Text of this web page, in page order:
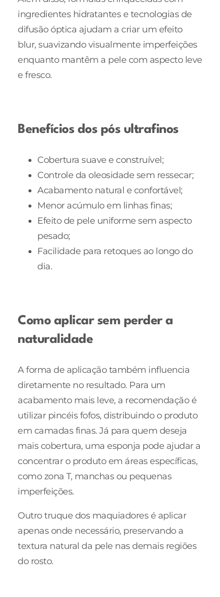
ingredientes hidratantes e tecnologias de
difusão óptica ajudam a criar um efeito
blur, suavizando visualmente imperfeições
enquanto mantêm a pele com aspecto leve
e fresco.
Benefícios dos pós ultrafinos
Cobertura suave e construível;
Controle da oleosidade sem ressecar;
Acabamento natural e confortável;
Menor acúmulo em linhas finas;
Efeito de pele uniforme sem aspecto
pesado;
Facilidade para retoques ao longo do
dia.
Como aplicar sem perder a
naturalidade
A forma de aplicação também influencia
diretamente no resultado. Para um
acabamento mais leve, a recomendação é
utilizar pincéis fofos, distribuindo o produto
em camadas finas. Já para quem deseja
mais cobertura, uma esponja pode ajudar a
concentrar o produto em áreas específicas,
como zona T, manchas ou pequenas
imperfeições.
Outro truque dos maquiadores é aplicar
apenas onde necessário, preservando a
textura natural da pele nas demais regiões
do rosto.